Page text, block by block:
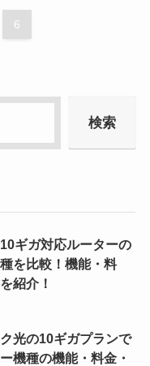
6
検索
ギガ対応ルーターの
を比較！機能・料
紹介！
光の10ギガプランで
機種の機能・料金・